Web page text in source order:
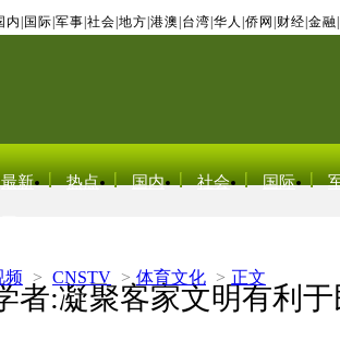
内 国际 军事 社会 地方 港澳 台湾 华人 侨网 财经 金融
最新 热点 国内 社会 国际
频 > CNSTV > 体育文化 > 正文
者:凝聚客家文明有利